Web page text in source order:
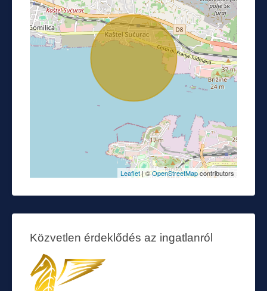
Leaflet| ©OpenStreetMapcontributors
Közvetlen érdeklődés az ingatlanról